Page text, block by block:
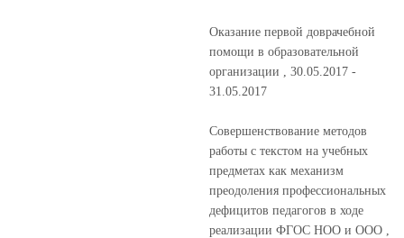
Оказание первой доврачебной
помощи в образовательной
организации , 30.05.2017 -
31.05.2017
Совершенствование методов
работы с текстом на учебных
предметах как механизм
преодоления профессиональных
дефицитов педагогов в ходе
реализации ФГОС НОО и ООО ,